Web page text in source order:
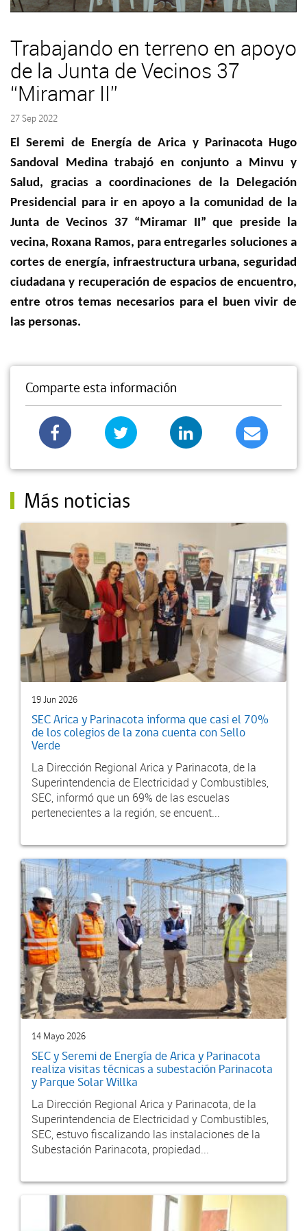
Trabajando en terreno en apoyo
de la Junta de Vecinos 37
“Miramar II”
27 Sep 2022
El Seremi de Energía de Arica y Parinacota Hugo
Sandoval Medina trabajó en conjunto a Minvu y
Salud, gracias a coordinaciones de la Delegación
Presidencial para ir en apoyo a la comunidad de la
Junta de Vecinos 37 “Miramar II” que preside la
vecina, Roxana Ramos, para entregarles soluciones a
cortes de energía, infraestructura urbana, seguridad
ciudadana y recuperación de espacios de encuentro,
entre otros temas necesarios para el buen vivir de
las personas.
Comparte esta información
Más noticias
19 Jun 2026
SEC Arica y Parinacota informa que casi el 70%
de los colegios de la zona cuenta con Sello
Verde
La Dirección Regional Arica y Parinacota, de la
Superintendencia de Electricidad y Combustibles,
SEC, informó que un 69% de las escuelas
pertenecientes a la región, se encuent...
14 Mayo 2026
SEC y Seremi de Energía de Arica y Parinacota
realiza visitas técnicas a subestación Parinacota
y Parque Solar Willka
La Dirección Regional Arica y Parinacota, de la
Superintendencia de Electricidad y Combustibles,
SEC, estuvo fiscalizando las instalaciones de la
Subestación Parinacota, propiedad...